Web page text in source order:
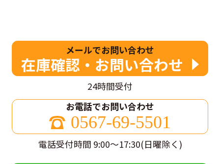
メールでお問い合わせ
在庫確認・お問い合わせ
24時間受付
お電話でお問い合わせ
0567-69-5501
電話受付時間 9:00～17:30(日曜除く)